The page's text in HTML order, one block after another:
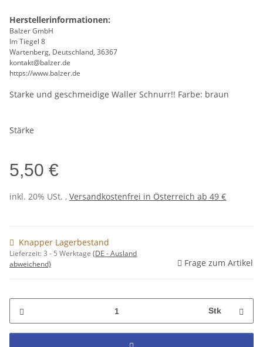
Herstellerinformationen:
Balzer GmbH
Im Tiegel 8
Wartenberg, Deutschland, 36367
kontakt@balzer.de
https://www.balzer.de
Starke und geschmeidige Waller Schnurr!! Farbe: braun
Stärke
5,50 €
inkl. 20% USt. , Versandkostenfrei in Österreich ab 49 €
Knapper Lagerbestand
Lieferzeit:3 - 5 Werktage (DE - Ausland
abweichend)
Frage zum Artikel
Stk